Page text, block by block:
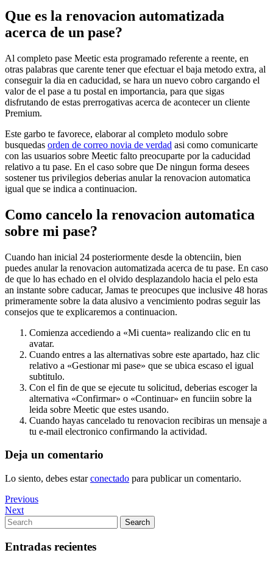
Que es la renovacion automatizada
acerca de un pase?
Al completo pase Meetic esta programado referente a reente, en
otras palabras que carente tener que efectuar el baja metodo extra, al
conseguir la dia en caducidad, se hara un nuevo cobro cargando el
valor de el pase a tu postal en importancia, para que sigas
disfrutando de estas prerrogativas acerca de acontecer un cliente
Premium.
Este garbo te favorece, elaborar al completo modulo sobre
busquedas orden de correo novia de verdad asi­ como comunicarte
con las usuarios sobre Meetic falto preocuparte por la caducidad
relativo a tu pase. En el caso sobre que De ningun forma desees
sostener tus privilegios deberias anular la renovacion automatica
igual que se indica a continuacion.
Como cancelo la renovacion automatica
sobre mi pase?
Cuando han inicial 24 posteriormente desde la obtenciin, bien
puedes anular la renovacion automatizada acerca de tu pase. En caso
de que lo has echado en el olvido desplazandolo hacia el pelo esta
an instante sobre caducar, Jamas te preocupes que inclusive 48 horas
primeramente sobre la data alusivo a vencimiento podras seguir las
consejos que te explicaremos a continuacion.
Comienza accediendo a «Mi cuenta» realizando clic en tu
avatar.
Cuando entres a las alternativas sobre este apartado, haz clic
relativo a «Gestionar mi pase» que se ubica escaso el igual
subtitulo.
Con el fin de que se ejecute tu solicitud, deberias escoger la
alternativa «Confirmar» o «Continuar» en funciin sobre la
leida sobre Meetic que estes usando.
Cuando hayas cancelado tu renovacion recibiras un mensaje a
tu e-mail electronico confirmando la actividad.
Deja un comentario
Lo siento, debes estarconectado para publicar un comentario.
Navegación
de
entradas
Previous
Post
Previous
Next
Post
Next
Search
for:
Search
Entradas recientes